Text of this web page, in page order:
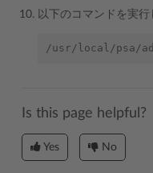
以下のコマンドを実行
/usr/local/psa/
Is this page helpful?
Yes No